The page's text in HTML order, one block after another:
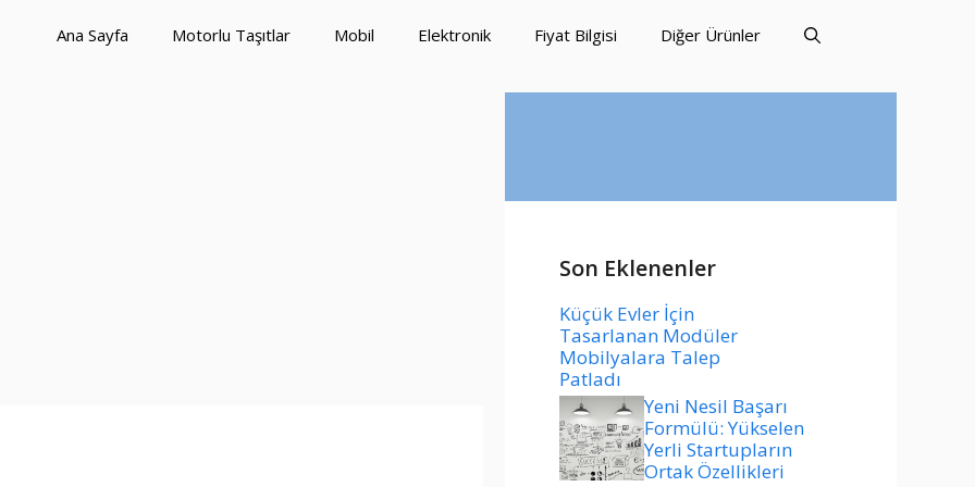
Ana Sayfa Motorlu Taşıtlar Mobil Elektronik Fiyat Bilgisi Diğer Ürünler
Son Eklenenler
Küçük Evler İçin
Tasarlanan Modüler
Mobilyalara Talep
Patladı
Yeni Nesil Başarı
Formülü: Yükselen
Yerli Startupların
Ortak Özellikleri